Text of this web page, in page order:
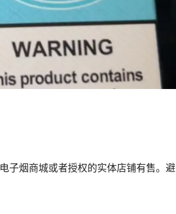
子烟商城或者授权的实体店铺有售。避